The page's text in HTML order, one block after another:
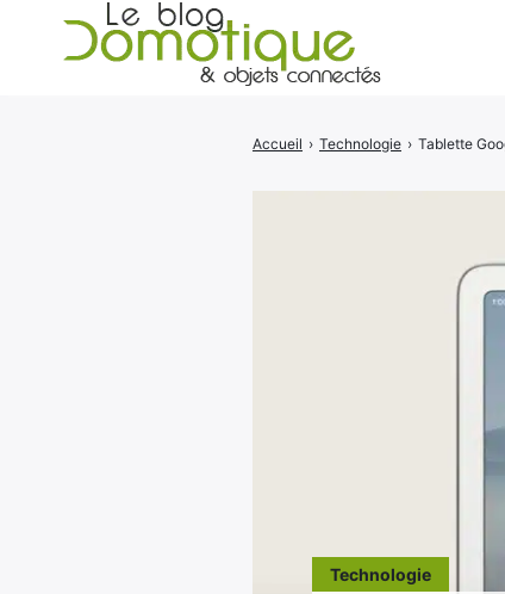
Technologie
Accueil › Technologie › Tablette
Rechercher